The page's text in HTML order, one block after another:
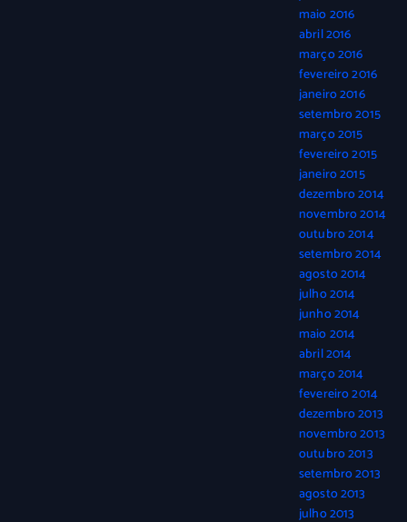
maio 2016
abril 2016
março 2016
fevereiro 2016
janeiro 2016
setembro 2015
março 2015
fevereiro 2015
janeiro 2015
dezembro 2014
novembro 2014
outubro 2014
setembro 2014
agosto 2014
julho 2014
junho 2014
maio 2014
abril 2014
março 2014
fevereiro 2014
dezembro 2013
novembro 2013
outubro 2013
setembro 2013
agosto 2013
julho 2013